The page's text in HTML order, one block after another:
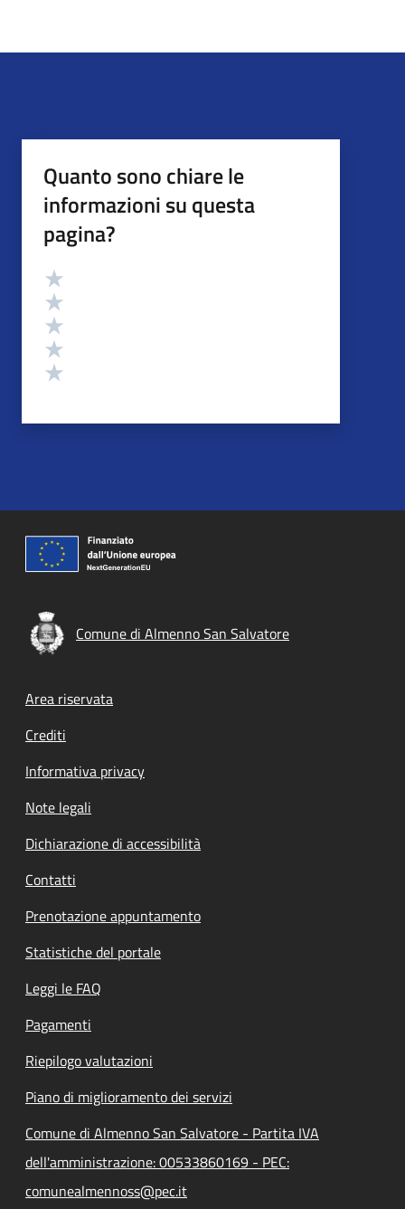
Quanto sono chiare le
informazioni su questa
pagina?
Valutazione
Comune di Almenno San Salvatore
Footer menu
Area riservata
Crediti
Informativa privacy
Note legali
Dichiarazione di accessibilità
Contatti
Prenotazione appuntamento
Statistiche del portale
Leggi le FAQ
Pagamenti
Riepilogo valutazioni
Piano di miglioramento dei servizi
Comune di Almenno San Salvatore - Partita IVA
dell'amministrazione: 00533860169 - PEC:
comunealmennoss@pec.it